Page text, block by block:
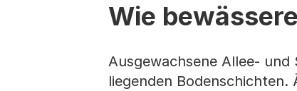
Wie
Ausgewachsene Allee-
liegenden